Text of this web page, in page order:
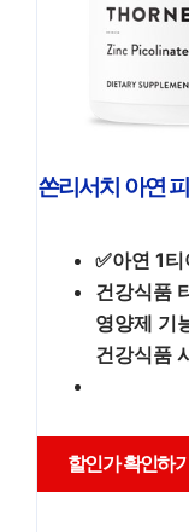
쏜리서치 아연
✅아연 1
건강식품
영양제 기
건강식품
할인가 확인하기